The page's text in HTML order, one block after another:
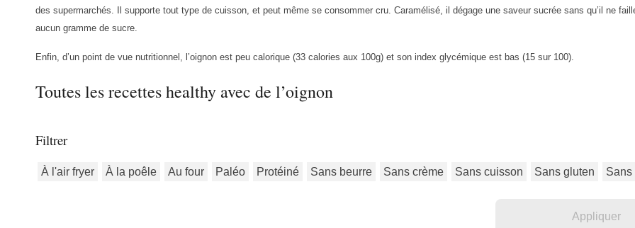
des supermarchés. Il supporte tout type de cuisson, et peut même se consommer cru. Caramélisé, il dégage une saveur sucrée sans qu’il ne
aucun gramme de sucre.
Enfin, d’un point de vue nutritionnel, l’oignon est peu calorique (33 calories aux 100g) et son index glycémique est bas (15 sur 100).
Toutes les recettes healthy avec de l’oignon
Filtrer
À l'air fryer À la poêle Au four Paléo Protéiné Sans beurre Sans crème Sans cuisson Sans gluten Sans